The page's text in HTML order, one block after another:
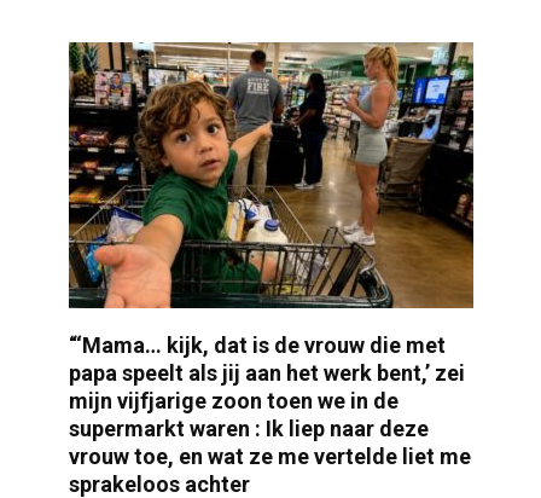
“‘Mama… kijk, dat is de vrouw die met
papa speelt als jij aan het werk bent,’ zei
mijn vijfjarige zoon toen we in de
supermarkt waren : Ik liep naar deze
vrouw toe, en wat ze me vertelde liet me
sprakeloos achter